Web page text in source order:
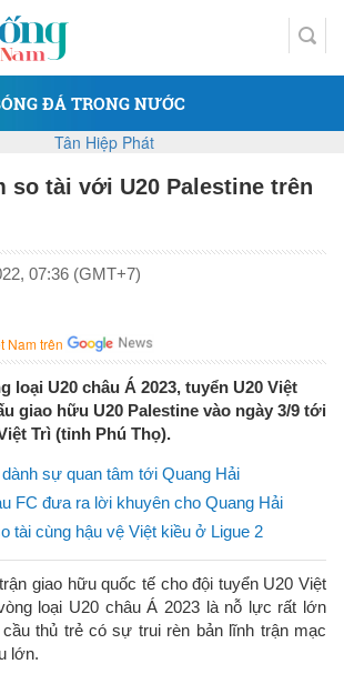
ĐÁ TRONG NƯỚC
so tài với U20 Palestine trên
07:36 (GMT+7)
Nam trên
loại U20 châu Á 2023, tuyển U20 Việt
giao hữu U20 Palestine vào ngày 3/9 tới
Trì (tỉnh Phú Thọ).
sự quan tâm tới Quang Hải
FC đưa ra lời khuyên cho Quang Hải
tài cùng hậu vệ Việt kiều ở Ligue 2
giao hữu quốc tế cho đội tuyển U20 Việt
loại U20 châu Á 2023 là nỗ lực rất lớn
thủ trẻ có sự trui rèn bản lĩnh trận mạc
lớn.